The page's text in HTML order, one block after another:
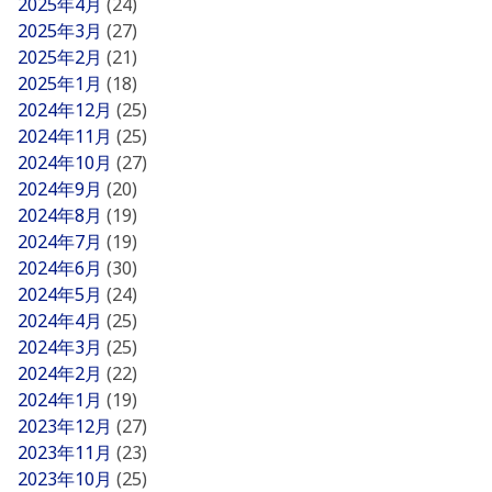
2025年3月 (27)
2025年2月 (21)
2025年1月 (18)
2024年12月 (25)
2024年11月 (25)
2024年10月 (27)
2024年9月 (20)
2024年8月 (19)
2024年7月 (19)
2024年6月 (30)
2024年5月 (24)
2024年4月 (25)
2024年3月 (25)
2024年2月 (22)
2024年1月 (19)
2023年12月 (27)
2023年11月 (23)
2023年10月 (25)